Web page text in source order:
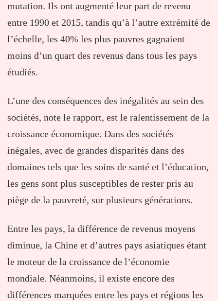
mutation. Ils ont augmenté leur part de revenu
entre 1990 et 2015, tandis qu’à l’autre extrémité de
l’échelle, les 40% les plus pauvres gagnaient
moins d’un quart des revenus dans tous les pays
étudiés.
L’une des conséquences des inégalités au sein des
sociétés, note le rapport, est le ralentissement de la
croissance économique. Dans des sociétés
inégales, avec de grandes disparités dans des
domaines tels que les soins de santé et l’éducation,
les gens sont plus susceptibles de rester pris au
piège de la pauvreté, sur plusieurs générations.
Entre les pays, la différence de revenus moyens
diminue, la Chine et d’autres pays asiatiques étant
le moteur de la croissance de l’économie
mondiale. Néanmoins, il existe encore des
différences marquées entre les pays et régions les